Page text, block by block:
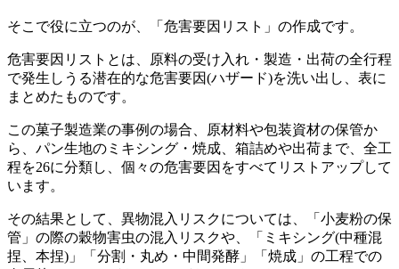
そこで役に立つのが、「危害要因リスト」の作成です。
危害要因リストとは、原料の受け入れ・製造・出荷の全行程
で発生しうる潜在的な危害要因(ハザード)を洗い出し、表に
まとめたものです。
この菓子製造業の事例の場合、原材料や包装資材の保管か
ら、パン生地のミキシング・焼成、箱詰めや出荷まで、全工
程を26に分類し、個々の危害要因をすべてリストアップして
います。
その結果として、異物混入リスクについては、「小麦粉の保
管」の際の穀物害虫の混入リスクや、「ミキシング(中種混
捏、本捏)」「分割・丸め・中間発酵」「焼成」の工程での